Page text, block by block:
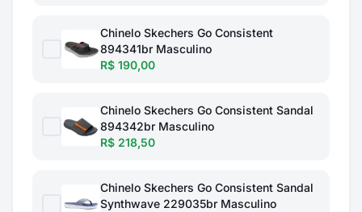
Chinelo Skechers Go Consistent
894341br Masculino
R$ 190,00
Chinelo Skechers Go Consistent Sandal
894342br Masculino
R$ 218,50
Chinelo Skechers Go Consistent Sandal
Synthwave 229035br Masculino